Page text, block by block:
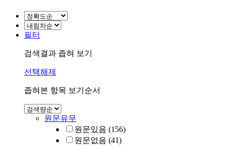
필터
검색결과 좁혀 보기
선택해제
좁혀본 항목 보기순서
원문유무
원문있음 (156)
원문없음 (41)